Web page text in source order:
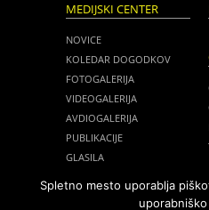
MEDIJSKI CENTER
NOVICE
KOLEDAR DOGODKOV
FOTOGALERIJA
VIDEOGALERIJA
AVDIOGALERIJA
PUBLIKACIJE
GLASILA
Spletno mesto uporablja